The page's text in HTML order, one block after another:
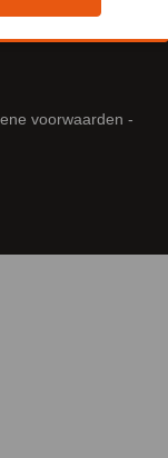
voorwaarden -